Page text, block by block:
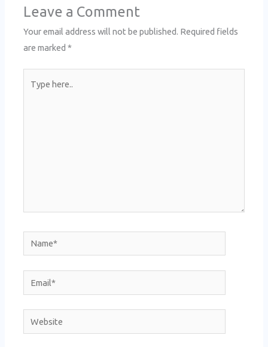
Leave a Comment
Your email address will not be published. Required fields
are marked*
here..
Name*
Email*
Website